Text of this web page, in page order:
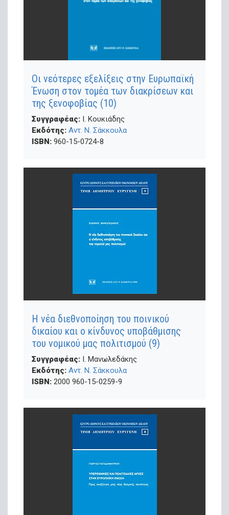
Oι νεότερες εξελίξεις στην Ευρωπαϊκή
Ένωση στον τομέα των διακρίσεων και
της ξενοφοβίας (10)
Συγγραφέας: Ι. Κουκιάδης
Εκδότης: Αντ. Ν. Σάκκουλα
ISBN: 960-15-0724-8
Η νέα διεθνοποίηση του ποινικού
δικαίου και ο κίνδυνος υποβάθμισης
του νομικού μας πολιτισμού (9)
Συγγραφέας: Ι. Μανωλεδάκης
Εκδότης: Αντ. Ν. Σάκκουλα
ISBN: 2000 960-15-0259-9